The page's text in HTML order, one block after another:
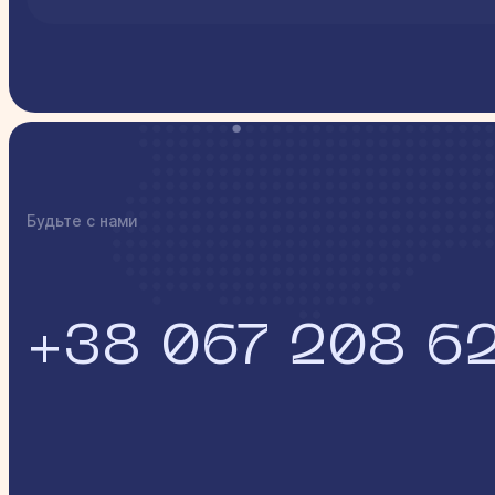
Будьте с нами
+38 067 208